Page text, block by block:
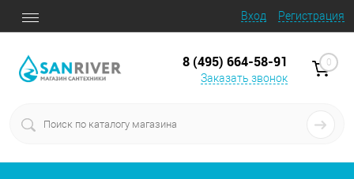
Вход Регистрация
8 (495) 664-58-91
Заказать звонок
0